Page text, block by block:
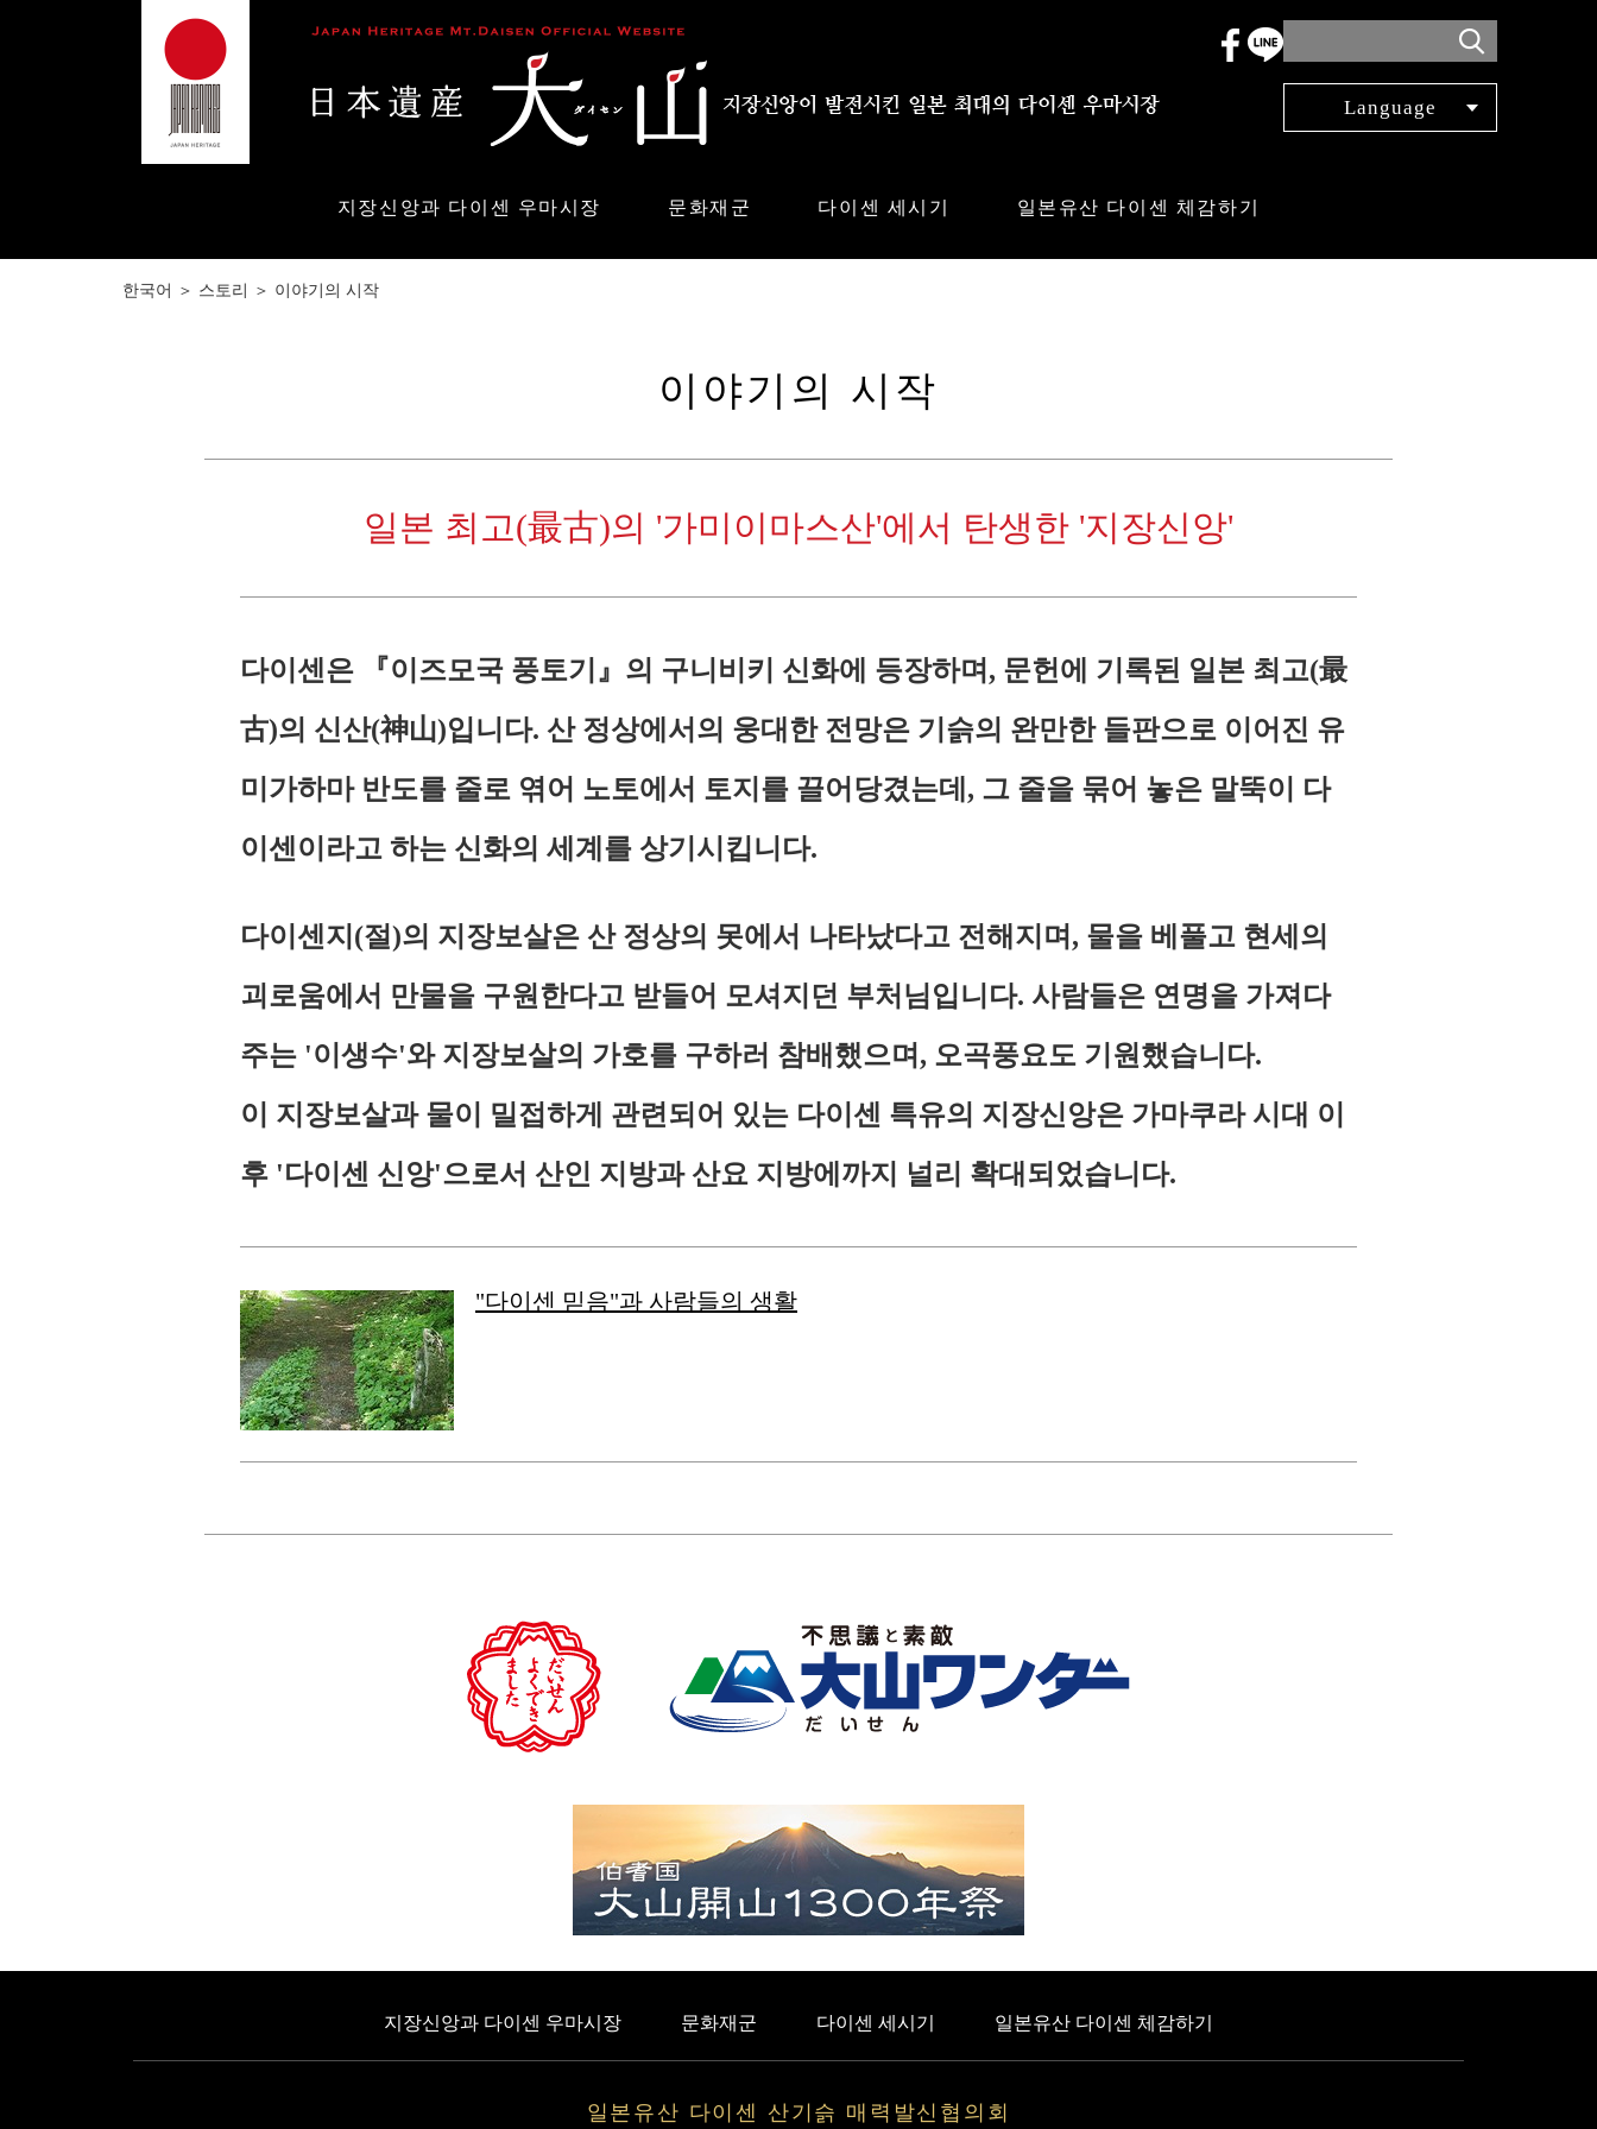
Language
지장신앙과 다이센 우마시장 문화재군 다이센 세시기 일본유산 다이센 체감하기
한국어 ＞ 스토리 ＞ 이야기의 시작
이야기의 시작
일본 최고(最古)의 '가미이마스산'에서 탄생한 '지장신앙'
다이센은 『이즈모국 풍토기』의 구니비키 신화에 등장하며, 문헌에 기록된 일본 최고(最
古)의 신산(神山)입니다. 산 정상에서의 웅대한 전망은 기슭의 완만한 들판으로 이어진 유
미가하마 반도를 줄로 엮어 노토에서 토지를 끌어당겼는데, 그 줄을 묶어 놓은 말뚝이 다
이센이라고 하는 신화의 세계를 상기시킵니다.
다이센지(절)의 지장보살은 산 정상의 못에서 나타났다고 전해지며, 물을 베풀고 현세의
괴로움에서 만물을 구원한다고 받들어 모셔지던 부처님입니다. 사람들은 연명을 가져다
주는 '이생수'와 지장보살의 가호를 구하러 참배했으며, 오곡풍요도 기원했습니다.
이 지장보살과 물이 밀접하게 관련되어 있는 다이센 특유의 지장신앙은 가마쿠라 시대 이
후 '다이센 신앙'으로서 산인 지방과 산요 지방에까지 널리 확대되었습니다.
"다이센 믿음"과 사람들의 생활
지장신앙과 다이센 우마시장 문화재군 다이센 세시기 일본유산 다이센 체감하기
일본유산 다이센 산기슭 매력발신협의회